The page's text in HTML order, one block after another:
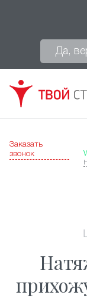
Да,
Заказать
звонок